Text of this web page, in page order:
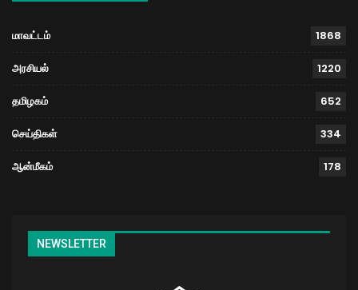
மாவட்டம் 1868
அரசியல் 1220
தமிழகம் 652
செய்திகள் 334
ஆன்மீகம் 178
NEWSLETTER